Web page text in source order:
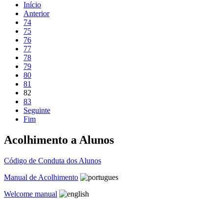
Início
Anterior
74
75
76
77
78
79
80
81
82
83
Seguinte
Fim
Acolhimento a Alunos
Código de Conduta dos Alunos
Manual de Acolhimento
Welcome manual